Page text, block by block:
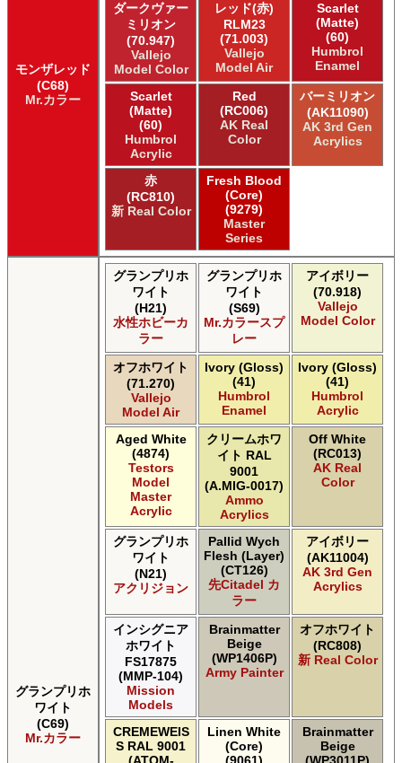
モンザレッド
(C68)
Mr.カラー
ダークヴァー
ミリオン
(70.947)
Vallejo
Model Color
レッド(赤)
RLM23
(71.003)
Vallejo
Model Air
Scarlet
(Matte)
(60)
Humbrol
Enamel
Scarlet
(Matte)
(60)
Humbrol
Acrylic
Red
(RC006)
AK Real
Color
バーミリオン
(AK11090)
AK 3rd Gen
Acrylics
赤
(RC810)
新 Real Color
Fresh Blood
(Core)
(9279)
Master
Series
グランプリホ
ワイト
(C69)
Mr.カラー
グランプリホ
ワイト
(H21)
水性ホビーカ
ラー
グランプリホ
ワイト
(S69)
Mr.カラースプ
レー
アイボリー
(70.918)
Vallejo
Model Color
オフホワイト
(71.270)
Vallejo
Model Air
Ivory (Gloss)
(41)
Humbrol
Enamel
Ivory (Gloss)
(41)
Humbrol
Acrylic
Aged White
(4874)
Testors
Model
Master
Acrylic
クリームホワ
イト RAL
9001
(A.MIG-0017)
Ammo
Acrylics
Off White
(RC013)
AK Real
Color
グランプリホ
ワイト
(N21)
アクリジョン
Pallid Wych
Flesh (Layer)
(CT126)
先Citadel カ
ラー
アイボリー
(AK11004)
AK 3rd Gen
Acrylics
インシグニア
ホワイト
FS17875
(MMP-104)
Mission
Models
Brainmatter
Beige
(WP1406P)
Army Painter
オフホワイト
(RC808)
新 Real Color
CREMEWEIS
S RAL 9001
Linen White
(Core)
Brainmatter
Beige